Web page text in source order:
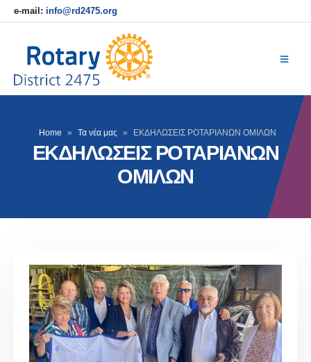
e-mail: info@rd2475.org
Home » Τα νέα μας » ΕΚΔΗΛΩΣΕΙΣ ΡΟΤΑΡΙΑΝΩΝ ΟΜΙΛΩΝ
ΕΚΔΗΛΩΣΕΙΣ ΡΟΤΑΡΙΑΝΩΝ
ΟΜΙΛΩΝ